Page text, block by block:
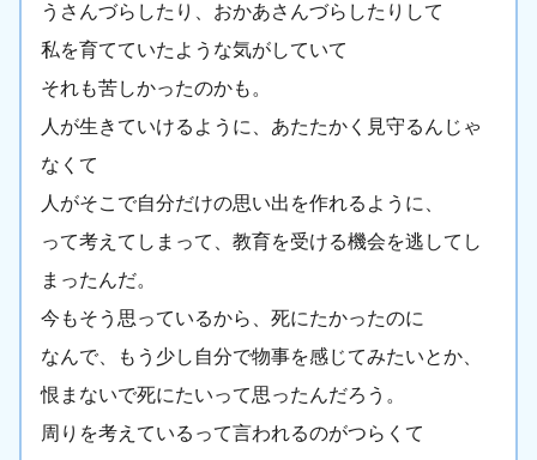
うさんづらしたり、おかあさんづらしたりして
私を育てていたような気がしていて
それも苦しかったのかも。
人が生きていけるように、あたたかく見守るんじゃ
なくて
人がそこで自分だけの思い出を作れるように、
って考えてしまって、教育を受ける機会を逃してし
まったんだ。
今もそう思っているから、死にたかったのに
なんで、もう少し自分で物事を感じてみたいとか、
恨まないで死にたいって思ったんだろう。
周りを考えているって言われるのがつらくて